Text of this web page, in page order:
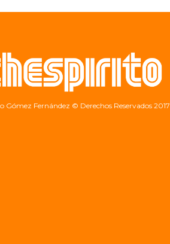
Gómez Fernández © Derechos Reservados 2017